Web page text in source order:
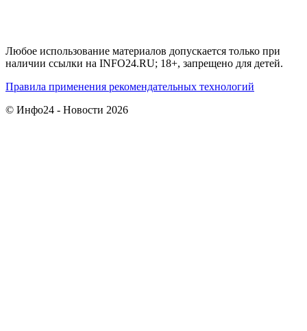
Любое использование материалов допускается только при
наличии ссылки на INFO24.RU; 18+, запрещено для детей.
Правила применения рекомендательных технологий
© Инфо24 - Новости 2026